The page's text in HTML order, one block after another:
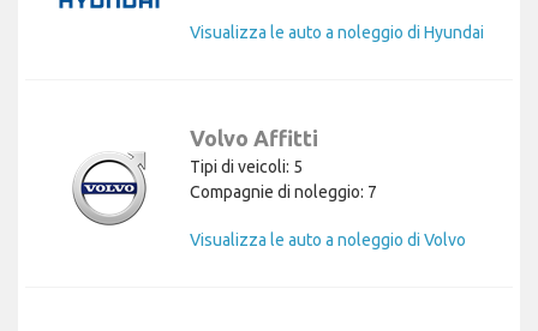
Visualizza le auto a noleggio di Hyundai
Volvo Affitti
Tipi di veicoli: 5
Compagnie di noleggio: 7
Visualizza le auto a noleggio di Volvo